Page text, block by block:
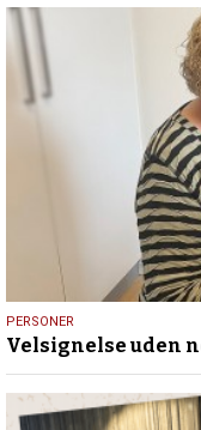
31.
juli
2026
PERSONER
Velsignelse uden